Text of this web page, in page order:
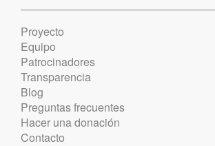
Proyecto
Equipo
Patrocinadores
Transparencia
Blog
Preguntas frecuentes
Hacer una donación
Contacto